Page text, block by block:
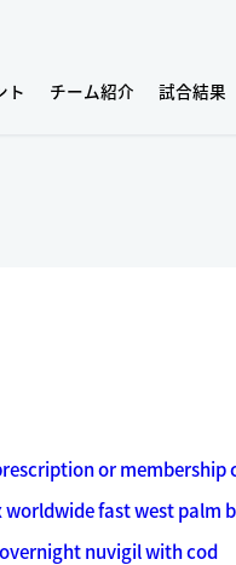
ト チーム紹介 試合結果
or membership
fast west palm
nuvigil with cod